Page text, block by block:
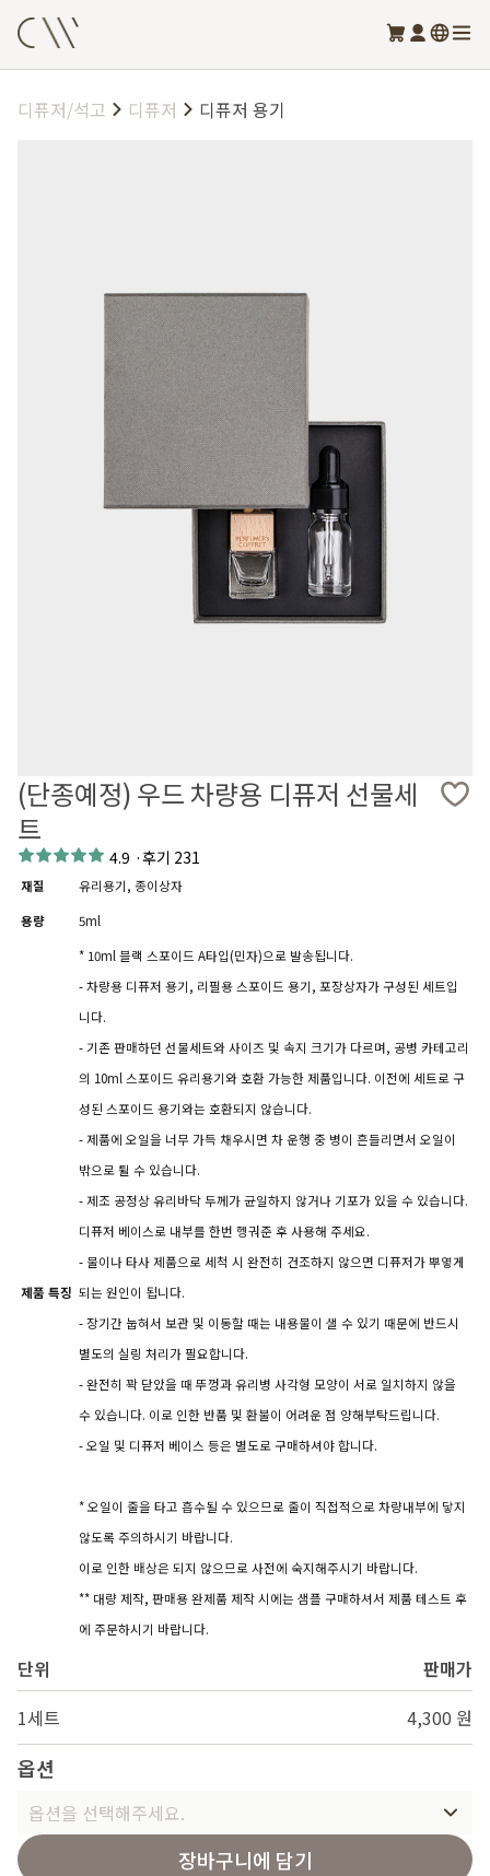
디퓨저/석고 디퓨저 디퓨저 용기
(단종예정) 우드 차량용 디퓨저 선물세
트
4.9 ·후기 231
재질
유리용기, 종이상자
용량
5ml
제품 특징
* 10ml 블랙 스포이드 A타입(민자)으로 발송됩니다.
- 차량용 디퓨저 용기, 리필용 스포이드 용기, 포장상자가 구성된 세트입
니다.
- 기존 판매하던 선물세트와 사이즈 및 속지 크기가 다르며, 공병 카테고리
의 10ml 스포이드 유리용기와 호환 가능한 제품입니다. 이전에 세트로 구
성된 스포이드 용기와는 호환되지 않습니다.
- 제품에 오일을 너무 가득 채우시면 차 운행 중 병이 흔들리면서 오일이
밖으로 튈 수 있습니다.
- 제조 공정상 유리바닥 두께가 균일하지 않거나 기포가 있을 수 있습니다.
디퓨저 베이스로 내부를 한번 헹궈준 후 사용해 주세요.
- 물이나 타사 제품으로 세척 시 완전히 건조하지 않으면 디퓨저가 뿌옇게
되는 원인이 됩니다.
- 장기간 눕혀서 보관 및 이동할 때는 내용물이 샐 수 있기 때문에 반드시
별도의 실링 처리가 필요합니다.
- 완전히 꽉 닫았을 때 뚜껑과 유리병 사각형 모양이 서로 일치하지 않을
수 있습니다. 이로 인한 반품 및 환불이 어려운 점 양해부탁드립니다.
- 오일 및 디퓨저 베이스 등은 별도로 구매하셔야 합니다.
* 오일이 줄을 타고 흡수될 수 있으므로 줄이 직접적으로 차량내부에 닿지
않도록 주의하시기 바랍니다.
이로 인한 배상은 되지 않으므로 사전에 숙지해주시기 바랍니다.
** 대량 제작, 판매용 완제품 제작 시에는 샘플 구매하셔서 제품 테스트 후
에 주문하시기 바랍니다.
단위
판매가
1세트
4,300 원
옵션
옵션을 선택해주세요.
장바구니에 담기